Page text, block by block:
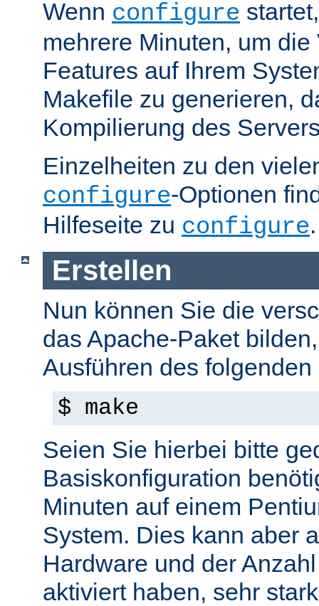
Wenn configure
mehrere Minuten, um
Features auf Ihrem
Makefile zu generieren,
Kompilierung des
Einzelheiten zu den
configure-Optionen
Hilfeseite zu configure.
Erstellen
Nun können Sie die
das Apache-Paket
Ausführen des
$ make
Seien Sie hierbei bitte
Basiskonfiguration
Minuten auf einem
System. Dies kann aber
Hardware und der
aktiviert haben, sehr